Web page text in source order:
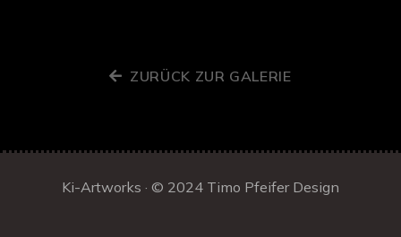
ZURÜCK ZUR GALERIE
Ki-Artworks · © 2024 Timo Pfeifer Design